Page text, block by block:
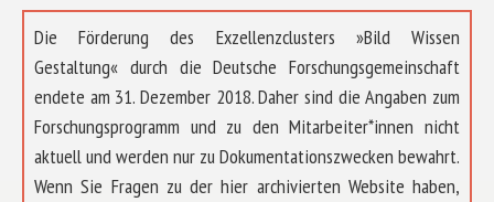
Die Förderung des Exzellenzclusters »Bild Wissen
Gestaltung« durch die Deutsche Forschungsgemeinschaft
endete am 31. Dezember 2018. Daher sind die Angaben zum
Forschungsprogramm und zu den Mitarbeiter*innen nicht
aktuell und werden nur zu Dokumentationszwecken bewahrt.
Wenn Sie Fragen zu der hier archivierten Website haben,